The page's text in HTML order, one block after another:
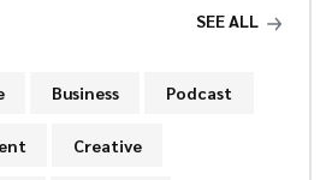
SEE ALL
Business Podcast
Creative